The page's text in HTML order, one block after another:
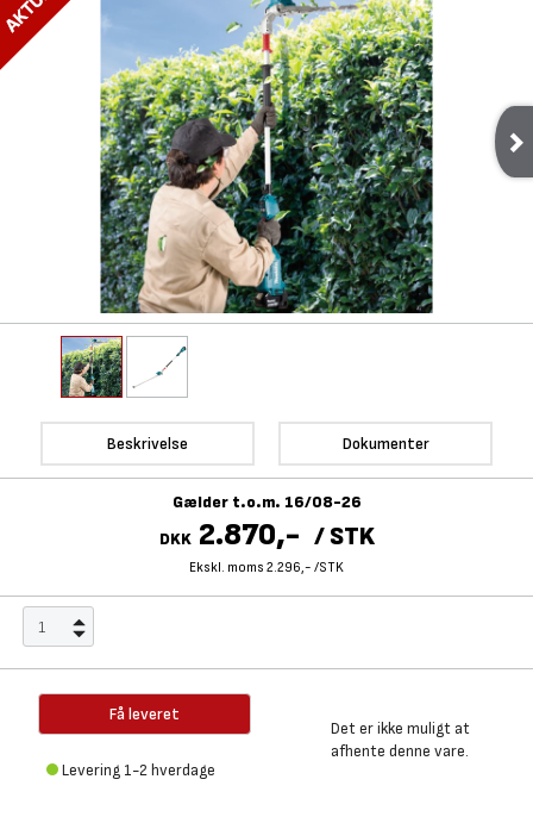
Beskrivelse Dokumenter
Gælder t.o.m. 16/08-26
DKK 2.870,- / STK
Ekskl. moms 2.296,- /STK
Få leveret
Levering 1-2 hverdage
Det er ikke muligt at
afhente denne vare.